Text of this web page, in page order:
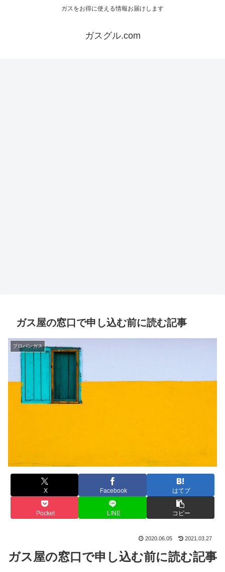
ガスをお得に使える情報お届けします
ガスグル.com
ガス屋の窓口で申し込む前に読む記事
プロパンガス
X Facebook はてブ
Pocket LINE コピー
2020.06.05 2021.03.27
ガス屋の窓口で申し込む前に読む記事